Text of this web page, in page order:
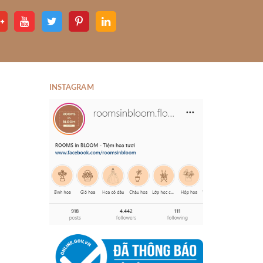
INSTAGRAM